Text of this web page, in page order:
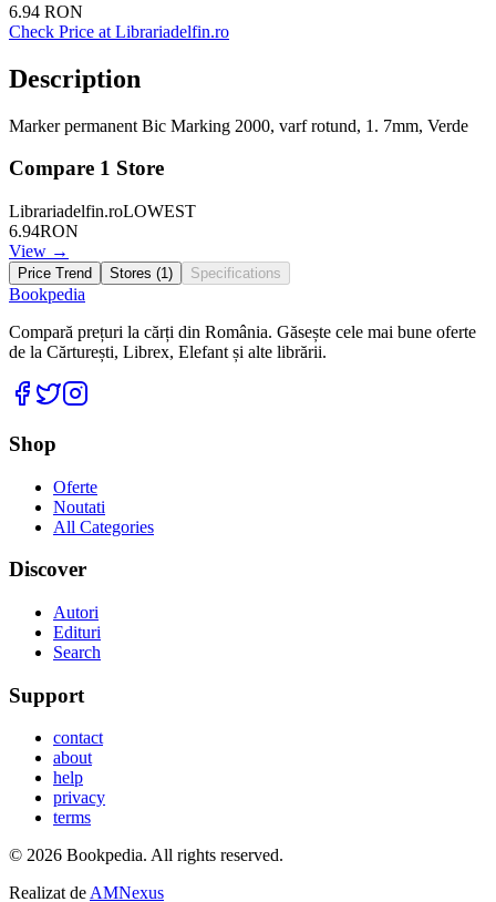
6.94 RON
Check Price at Librariadelfin.ro
Description
Marker permanent Bic Marking 2000, varf rotund, 1. 7mm, Verde
Compare 1 Store
Librariadelfin.roLOWEST
6.94RON
View →
Price Trend Stores (1) Specifications
Bookpedia
Compară prețuri la cărți din România. Găsește cele mai bune oferte
de la Cărturești, Librex, Elefant și alte librării.
Facebook
Twitter
Shop
Oferte
Noutati
All Categories
Discover
Autori
Edituri
Search
Support
contact
about
help
privacy
terms
© 2026 Bookpedia. All rights reserved.
Realizat deAMNexus